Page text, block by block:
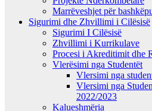
Marrëveshjet për
Sigurimi dhe Zhvillimi i Cilësisë
Sigurimi I Cilësisë
Zhvillimi i Kurrikulave
Procesi i Akreditimit dhe
Vlerësimi nga Studentët
Vlersimi nga
Vlersimi nga
2022/2023
Kalueshmëria